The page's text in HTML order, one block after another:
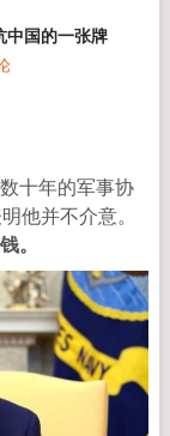
中国的一张牌
十年的军事协
他并不介意。
。